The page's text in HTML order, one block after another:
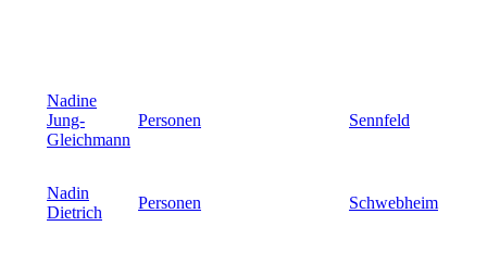
Nadine
Jung-
Gleichmann
Personen Sennfeld
Nadin
Dietrich
Personen Schwebheim